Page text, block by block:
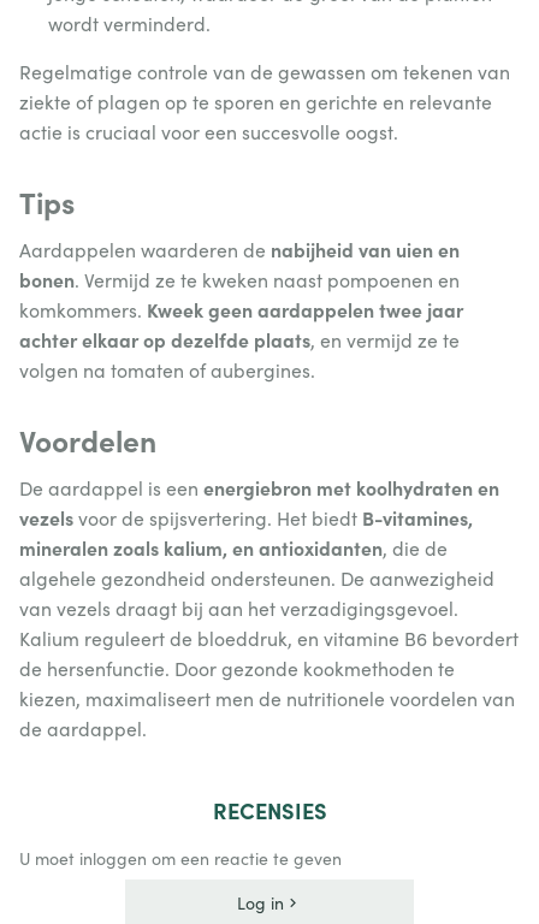
wordt verminderd.
Regelmatige controle van de gewassen om tekenen van
ziekte of plagen op te sporen en gerichte en relevante
actie is cruciaal voor een succesvolle oogst.
Tips
Aardappelen waarderen de nabijheid van uien en
bonen. Vermijd ze te kweken naast pompoenen en
komkommers. Kweek geen aardappelen twee jaar
achter elkaar op dezelfde plaats, en vermijd ze te
volgen na tomaten of aubergines.
Voordelen
De aardappel is een energiebron met koolhydraten en
vezelsvoor de spijsvertering. Het biedt B-vitamines,
mineralen zoals kalium, en antioxidanten, die de
algehele gezondheid ondersteunen. De aanwezigheid
van vezels draagt bij aan het verzadigingsgevoel.
Kalium reguleert de bloeddruk, en vitamine B6 bevordert
de hersenfunctie. Door gezonde kookmethoden te
kiezen, maximaliseert men de nutritionele voordelen van
de aardappel.
RECENSIES
U moet inloggen om een reactie te geven
Log in